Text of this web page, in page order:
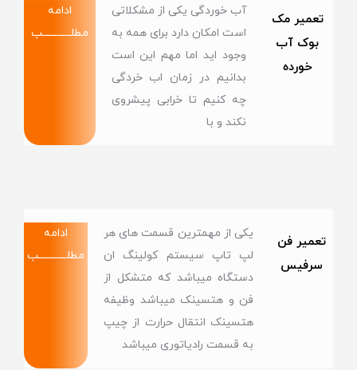
تعمیر مک
بوک آب
خورده
آب خوردگی یکی از مشکلاتی
است امکان دارد برای همه به
وجود اید اما مهم این است
بدانیم در زمان اب خردگی
چه کنیم تا خرابی پیشروی
نکند و با
ادامه
مطلــــــــــــب
تعمیر فن
سرفیس
یکی از مهمترین قسمت های هر
لپ تاپ سیستم کولینگ ان
دستگاه میباشد که متشکل از
فن و هتسینک میباشد وظیفه
هتسینک انتقال حرارت از چیپ
به قسمت رادیاتوری میباشد
ادامه
مطلــــــــــــب